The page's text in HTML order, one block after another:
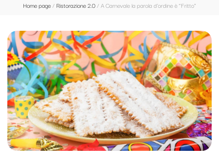
Home page/ Ristorazione 2.0/A Carnevale la parola d’ordine è “Fritto”